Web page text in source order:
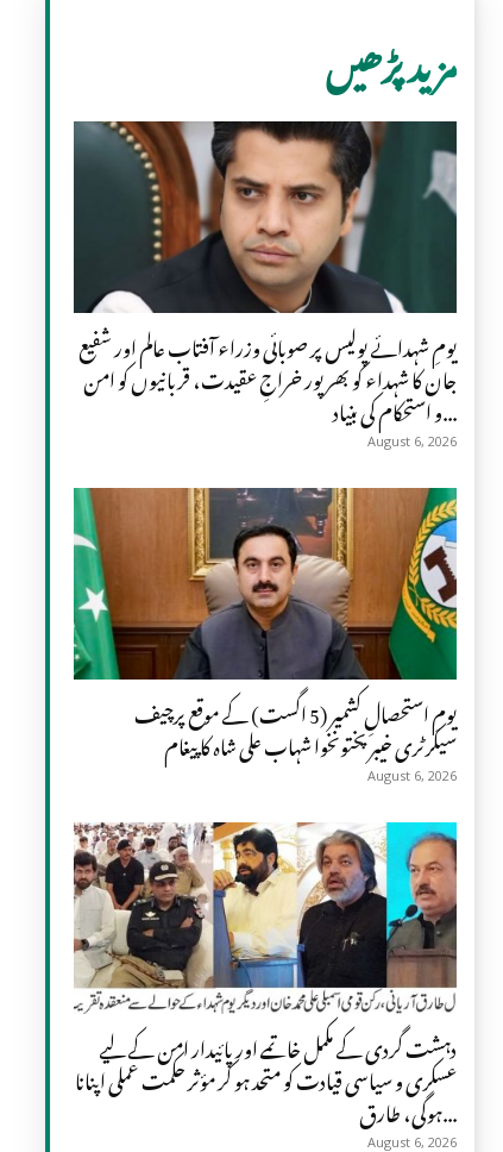
مزید پڑھیں
یومِ شہدائے پولیس پر صوبائی وزراء آفتاب عالم اور شفیع
جان کا شہداء کو بھرپور خراجِ عقیدت، قربانیوں کو امن
و استحکام کی بنیاد...
August 6, 2026
یومِ استحصالِ کشمیر (5 اگست) کے موقع پرچیف
سیکرٹری خیبر پختونخوا شہاب علی شاہ کا پیغام
August 6, 2026
دہشت گردی کے مکمل خاتمے اور پائیدار امن کے لیے
عسکری و سیاسی قیادت کو متحد ہو کر مؤثر حکمت عملی اپنانا
ہوگی، طارق...
August 6, 2026